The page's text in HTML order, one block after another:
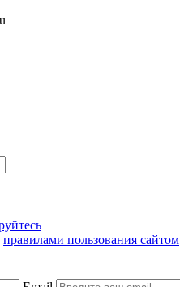
правилами пользования сайтом